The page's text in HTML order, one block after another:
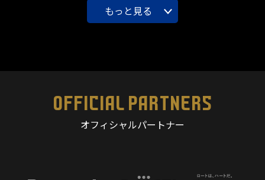
もっと見る
OFFICIAL PARTNERS
オフィシャルパートナー